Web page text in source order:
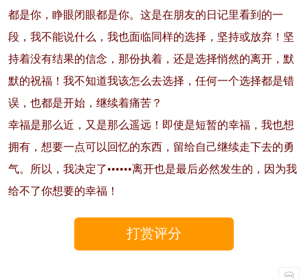
都是你，睁眼闭眼都是你。这是在朋友的日记里看到的一
段，我不能说什么，我也面临同样的选择，坚持或放弃！坚
持着没有结果的信念，那份执着，还是选择悄然的离开，默
默的祝福！我不知道我该怎么去选择，任何一个选择都是错
误，也都是开始，继续着痛苦？
幸福是那么近，又是那么遥远！即使是短暂的幸福，我也想
拥有，想要一点可以回忆的东西，留给自己继续走下去的勇
气。所以，我决定了••••••离开也是最后必然发生的，因为我
给不了你想要的幸福！
打赏评分